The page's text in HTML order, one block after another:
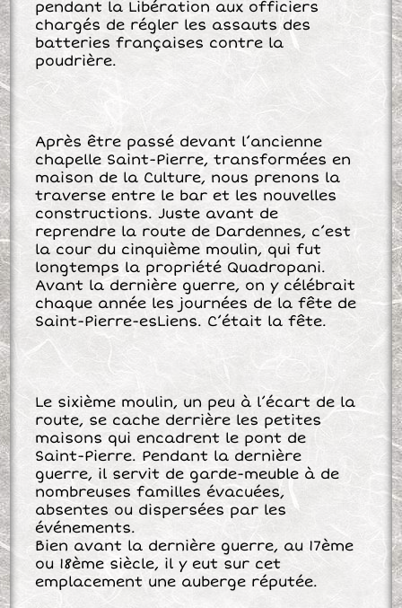
pendant la Libération aux officiers
chargés de régler les assauts des
batteries françaises contre la
poudrière.
Après être passé devant l’ancienne
chapelle Saint-Pierre, transformées en
maison de la Culture, nous prenons la
traverse entre le bar et les nouvelles
constructions. Juste avant de
reprendre la route de Dardennes, c’est
la cour du cinquième moulin, qui fut
longtemps la propriété Quadropani.
Avant la dernière guerre, on y célébrait
chaque année les journées de la fête de
Saint-Pierre-es­Liens. C’était la fête.
Le sixième moulin, un peu à l’écart de la
route, se cache derrière les petites
maisons qui encadrent le pont de
Saint-Pierre. Pendant la dernière
guerre, il servit de garde-meuble à de
nombreuses familles évacuées,
absentes ou dispersées par les
événements.
Bien avant la dernière guerre, au 17ème
ou 18ème siècle, il y eut sur cet
emplacement une auberge réputée.